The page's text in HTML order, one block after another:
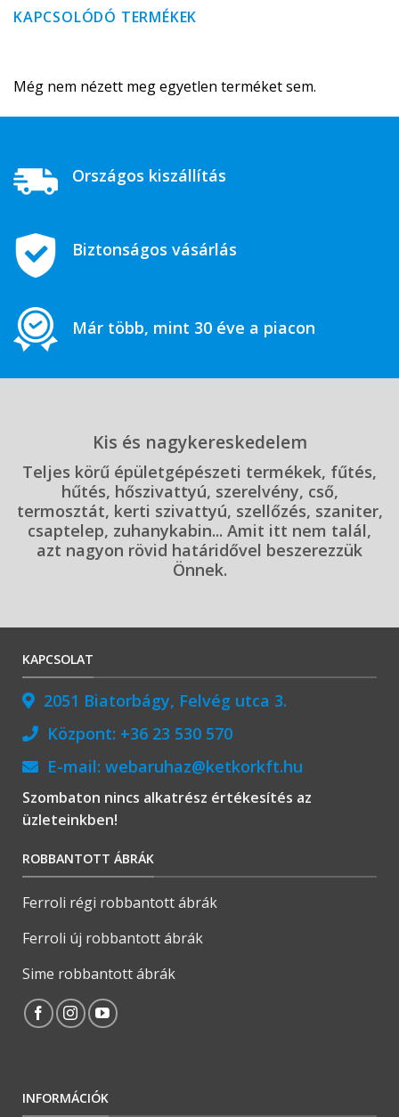
KAPCSOLÓDÓ TERMÉKEK
Még nem nézett meg egyetlen terméket sem.
Országos kiszállítás
Biztonságos vásárlás
Már több, mint 30 éve a piacon
Kis és nagykereskedelem
Teljes körű épületgépészeti termékek, fűtés,
hűtés, hőszivattyú, szerelvény, cső,
termosztát, kerti szivattyú, szellőzés, szaniter,
csaptelep, zuhanykabin... Amit itt nem talál,
azt nagyon rövid határidővel beszerezzük
Önnek.
KAPCSOLAT
2051 Biatorbágy, Felvég utca 3.
Központ: +36 23 530 570
E-mail: webaruhaz@ketkorkft.hu
Szombaton nincs alkatrész értékesítés az
üzleteinkben!
ROBBANTOTT ÁBRÁK
Ferroli régi robbantott ábrák
Ferroli új robbantott ábrák
Sime robbantott ábrák
INFORMÁCIÓK